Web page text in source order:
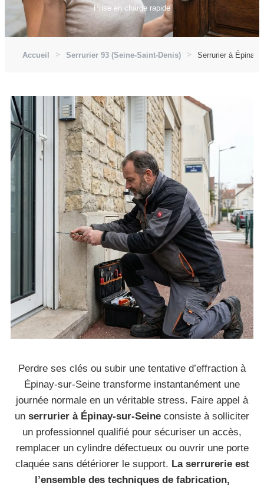
Prise en charge rapide
Accueil Serrurier 93 (Seine-Saint-Denis) Serrurier à Épinay-
Perdre ses clés ou subir une tentative d’effraction à
Épinay-sur-Seine transforme instantanément une
journée normale en un véritable stress. Faire appel à
un serrurier à Épinay-sur-Seine consiste à solliciter
un professionnel qualifié pour sécuriser un accès,
remplacer un cylindre défectueux ou ouvrir une porte
claquée sans détériorer le support. La serrurerie est
l’ensemble des techniques de fabrication,